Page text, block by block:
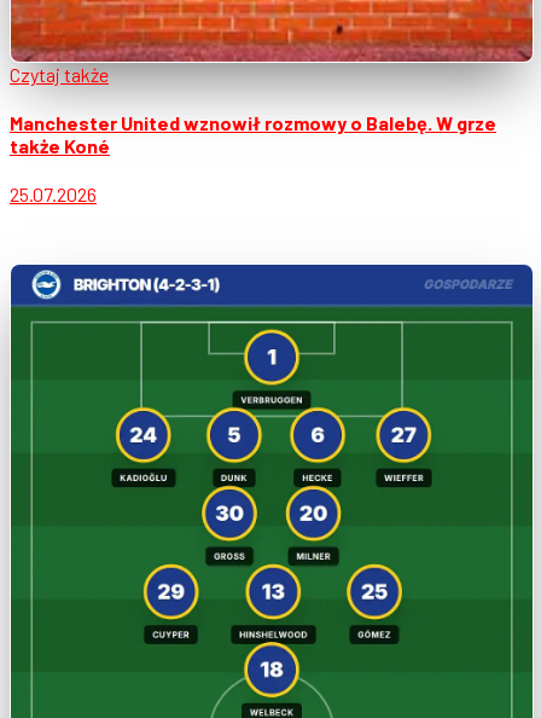
Czytaj także
Manchester United wznowił rozmowy o Balebę. W grze
także Koné
25.07.2026